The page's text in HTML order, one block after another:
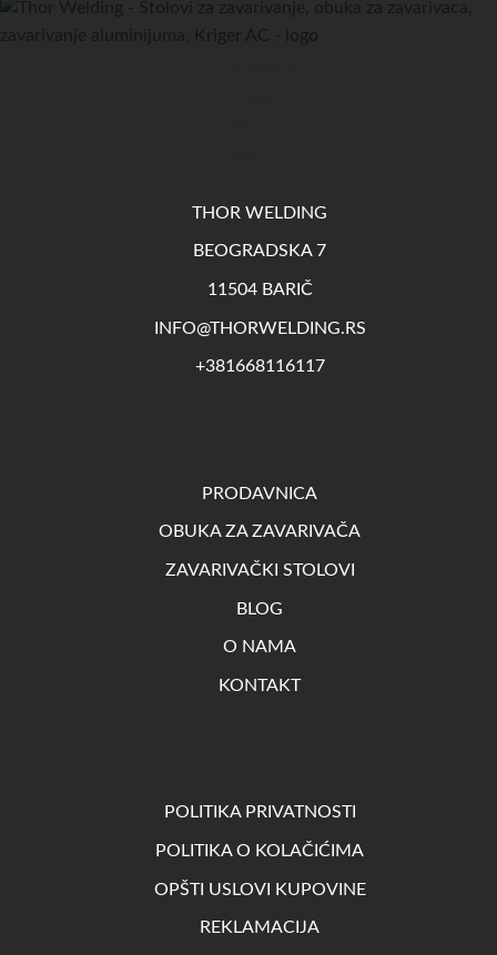
THOR WELDING
BEOGRADSKA 7
11504 BARIČ
INFO@THORWELDING.RS
+381668116117
PRODAVNICA
OBUKA ZA ZAVARIVAČA
ZAVARIVAČKI STOLOVI
BLOG
O NAMA
KONTAKT
POLITIKA PRIVATNOSTI
POLITIKA O KOLAČIĆIMA
OPŠTI USLOVI KUPOVINE
REKLAMACIJA